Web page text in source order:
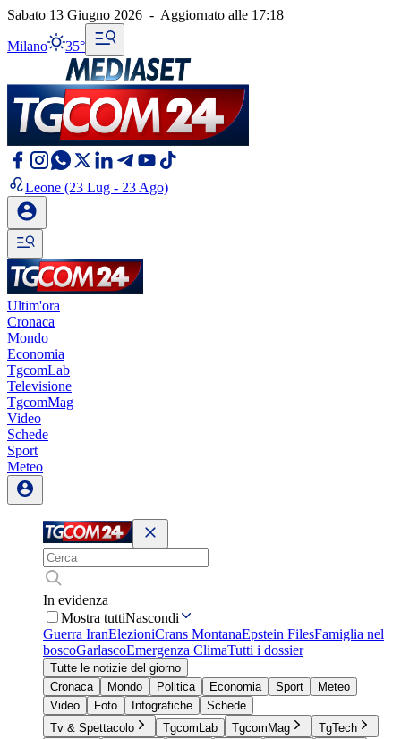
Sabato 13 Giugno 2026 - Aggiornato alle 17:18
Milano 35°
Leone (23 Lug - 23 Ago)
Ultim'ora
Cronaca
Mondo
Economia
TgcomLab
Televisione
TgcomMag
Video
Schede
Sport
Meteo
In evidenza
Mostra tuttiNascondi
Guerra IranElezioniCrans MontanaEpstein FilesFamiglia nel
boscoGarlascoEmergenza ClimaTutti i dossier
Tutte le notizie del giorno
Cronaca
Mondo Politica Economia Sport
Meteo
Video
Foto Infografiche
Schede
Tv & Spettacolo
TgcomLab TgcomMag
TgTech